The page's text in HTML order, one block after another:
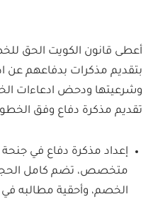
أعطى قانون الكويت الحق
بتقديم مذكرات بدفاعهم عن
وشرعيتها ودحض ادعاءات
تقديم مذكرة دفاع وفق
إعداد مذكرة دفاع في
متخصص، تضم كامل
الخصم، وأحقية مطالبه في